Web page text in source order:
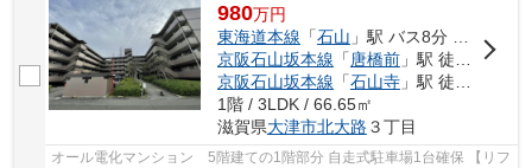
980万円
東海道本線 「石山 」駅 バス8分 「石山高校前」 停歩12分
京阪石山坂本線 「唐橋前」駅 徒歩23分
京阪石山坂本線 「石山寺」駅 徒歩26分
1階 / 3LDK / 66.65㎡
滋賀県大津市北大路 ３丁目
オール電化マンション 5階建ての1階部分 自走式駐車場1台確保 【リフ